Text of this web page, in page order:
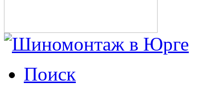
Поиск